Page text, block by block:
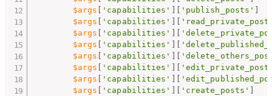
$args
'capabilities' 'publish_posts'
$args
'capabilities'
$args
'capabilities'
$args
'capabilities'
$args
'capabilities'
$args
'capabilities'
$args
'capabilities'
$args
'capabilities' 'create_posts'